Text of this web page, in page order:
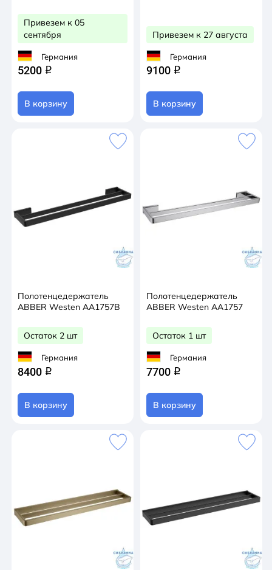
Привезем к 05
сентября
Германия
5200 q
В корзину
Привезем к 27 августа
Германия
9100 q
В корзину
Полотенцедержатель
ABBER Westen AA1757B
Остаток 2 шт
Германия
8400 q
В корзину
Полотенцедержатель
ABBER Westen AA1757
Остаток 1 шт
Германия
7700 q
В корзину